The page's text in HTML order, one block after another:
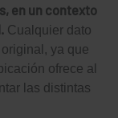
en un contexto
Cualquier dato
ya que
ofrece al
las distintas